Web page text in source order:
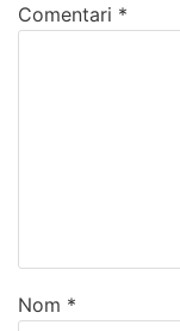
Comentari *
Nom *